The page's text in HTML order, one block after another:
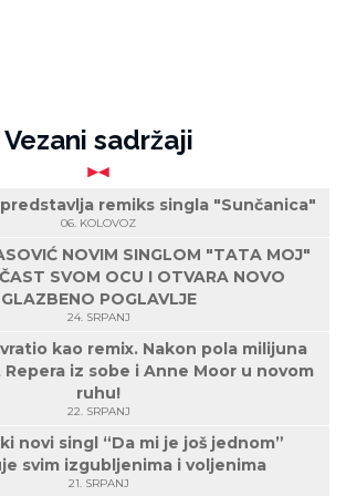
Vezani sadržaji
remiks singla "Sunčanica"
06. KOLOVOZ
NOVIM SINGLOM "TATA MOJ"
SVOM OCU I OTVARA NOVO
GLAZBENO POGLAVLJE
24. SRPANJ
kao remix. Nakon pola milijuna
iz sobe i Anne Moor u novom
ruhu!
22. SRPANJ
novi singl “Da mi je još jednom”
svim izgubljenima i voljenima
21. SRPANJ